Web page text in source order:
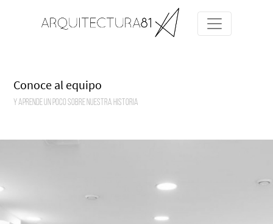
Conoce al equipo
Y APRENDE UN POCO SOBRE NUESTRA HISTORIA